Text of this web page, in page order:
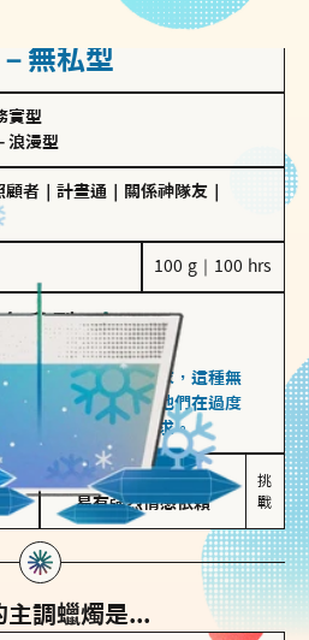
無私型
實型
浪漫型
顧者 計畫通 關係神隊友
100 g｜100 hrs
無私型
海鹽、雪花
、滿足另一半的需求，這種無
連結，但也可能讓他們在過度
，忽略自己真正的需求。
較難設立界線
易有強烈情感依賴
挑
戰
調蠟燭是...